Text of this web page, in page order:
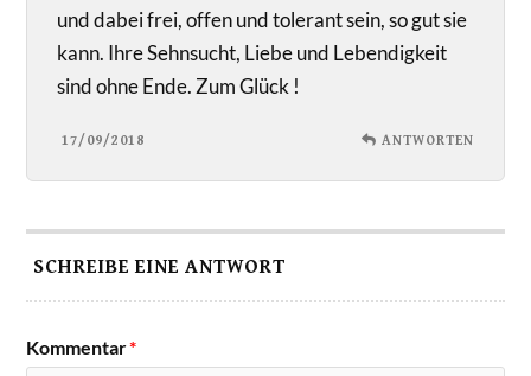
und dabei frei, offen und tolerant sein, so gut sie
kann. Ihre Sehnsucht, Liebe und Lebendigkeit
sind ohne Ende. Zum Glück !
17/09/2018 ANTWORTEN
SCHREIBE EINE ANTWORT
Kommentar*